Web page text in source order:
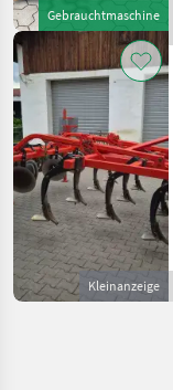
Gebrauchtmaschine
Kleinanzeige